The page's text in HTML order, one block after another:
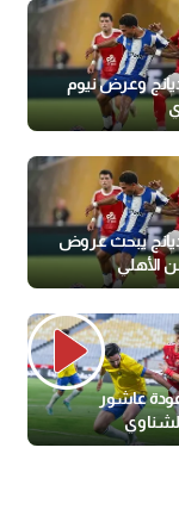
وعرض نيوم
يبحث عروض
الأهلي
عاشور